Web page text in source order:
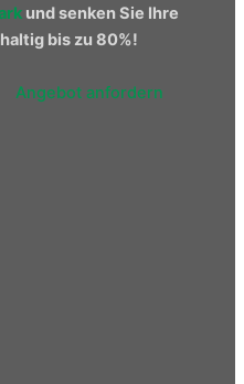
und senken Sie Ihre
bis zu 80%!
Angebot anfordern